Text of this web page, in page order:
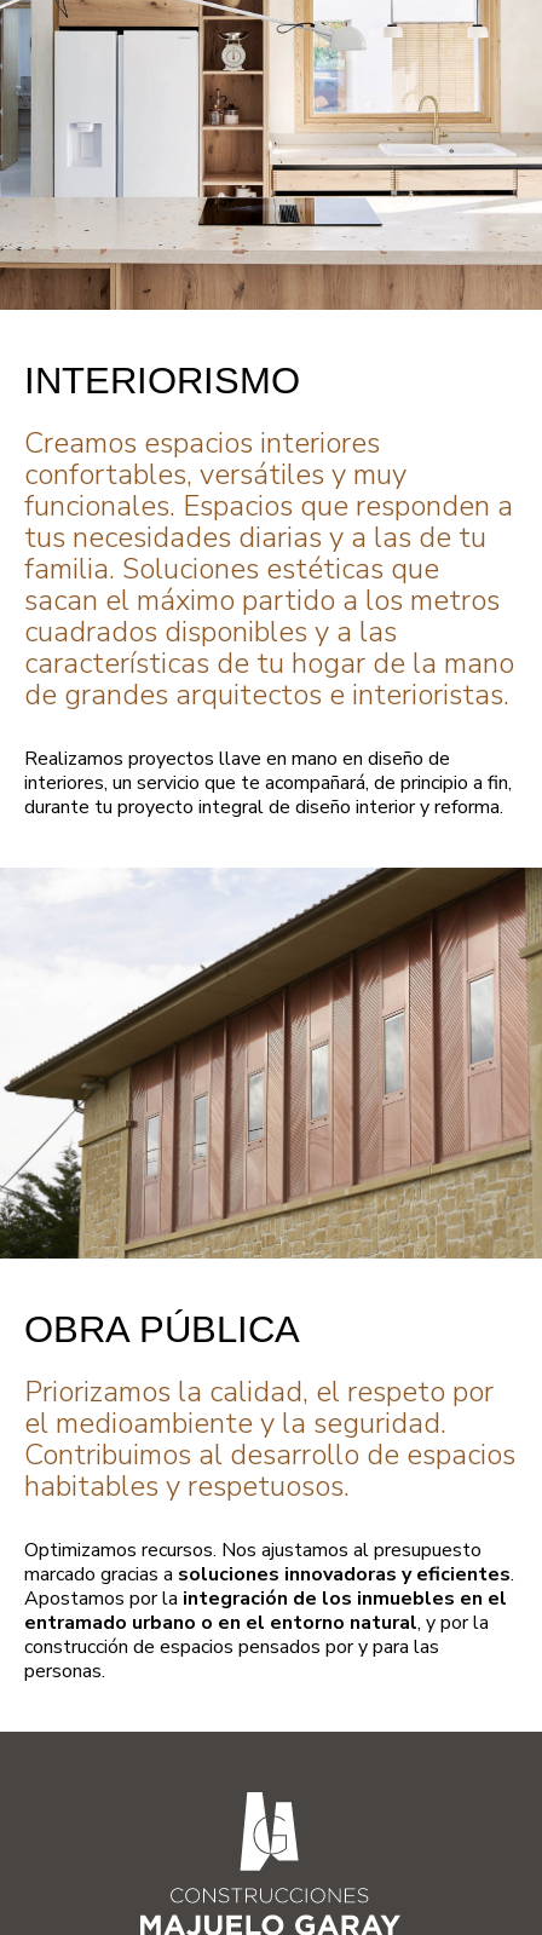
INTERIORISMO
Creamos espacios interiores
confortables, versátiles y muy
funcionales. Espacios que responden a
tus necesidades diarias y a las de tu
familia. Soluciones estéticas que
sacan el máximo partido a los metros
cuadrados disponibles y a las
características de tu hogar de la mano
de grandes arquitectos e interioristas.
Realizamos proyectos llave en mano en diseño de
interiores, un servicio que te acompañará, de principio a fin,
durante tu proyecto integral de diseño interior y reforma.
OBRA PÚBLICA
Priorizamos la calidad, el respeto por
el medioambiente y la seguridad.
Contribuimos al desarrollo de espacios
habitables y respetuosos.
Optimizamos recursos. Nos ajustamos al presupuesto
marcado gracias a soluciones innovadoras y eficientes.
Apostamos por la integración de los inmuebles en el
entramado urbano o en el entorno natural, y por la
construcción de espacios pensados por y para las
personas.